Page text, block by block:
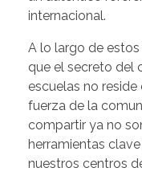
internacional.
A lo largo de
que el secreto del
escuelas no reside
fuerza de la
compartir ya no
herramientas
nuestros centros